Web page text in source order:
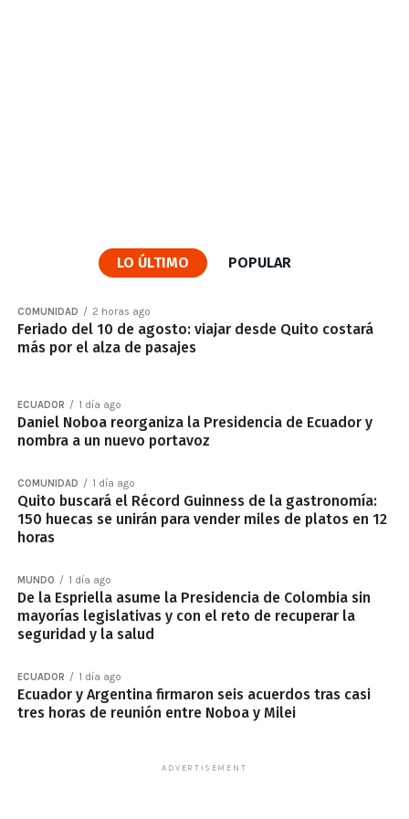
LO ÚLTIMO POPULAR
COMUNIDAD 2 horas ago
Feriado del 10 de agosto: viajar desde Quito costará
más por el alza de pasajes
ECUADOR 1 día ago
Daniel Noboa reorganiza la Presidencia de Ecuador y
nombra a un nuevo portavoz
COMUNIDAD 1 día ago
Quito buscará el Récord Guinness de la gastronomía:
150 huecas se unirán para vender miles de platos en 12
horas
MUNDO 1 día ago
De la Espriella asume la Presidencia de Colombia sin
mayorías legislativas y con el reto de recuperar la
seguridad y la salud
ECUADOR 1 día ago
Ecuador y Argentina firmaron seis acuerdos tras casi
tres horas de reunión entre Noboa y Milei
ADVERTISEMENT